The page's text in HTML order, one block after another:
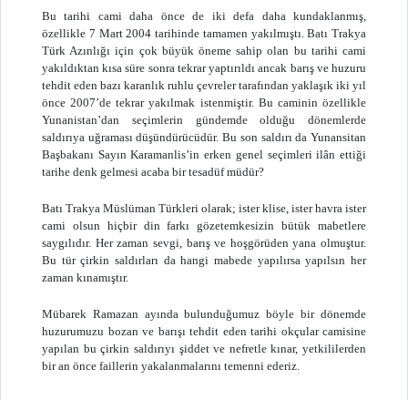
Bu tarihi cami daha önce de iki defa daha kundaklanmış,
özellikle 7 Mart 2004 tarihinde tamamen yakılmıştı. Batı Trakya
Türk Azınlığı için çok büyük öneme sahip olan bu tarihi cami
yakıldıktan kısa süre sonra tekrar yaptırıldı ancak barış ve huzuru
tehdit eden bazı karanlık ruhlu çevreler tarafından yaklaşık iki yıl
önce 2007’de tekrar yakılmak istenmiştir. Bu caminin özellikle
Yunanistan’dan seçimlerin gündemde olduğu dönemlerde
saldırıya uğraması düşündürücüdür. Bu son saldırı da Yunansitan
Başbakanı Sayın Karamanlis’in erken genel seçimleri ilân ettiği
tarihe denk gelmesi acaba bir tesadüf müdür?
Batı Trakya Müslüman Türkleri olarak; ister klise, ister havra ister
cami olsun hiçbir din farkı gözetemkesizin bütük mabetlere
saygılıdır. Her zaman sevgi, barış ve hoşgörüden yana olmuştur.
Bu tür çirkin saldırları da hangi mabede yapılırsa yapılsın her
zaman kınamıştır.
Mübarek Ramazan ayında bulunduğumuz böyle bir dönemde
huzurumuzu bozan ve barışı tehdit eden tarihi okçular camisine
yapılan bu çirkin saldırıyı şiddet ve nefretle kınar, yetkililerden
bir an önce faillerin yakalanmalarını temenni ederiz.